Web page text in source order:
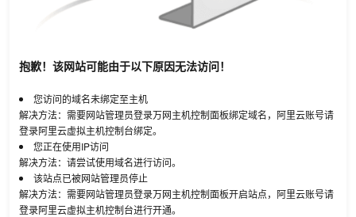
抱歉！该网站可能由于以下原因无法访问！
您访问的域名未绑定至主机
解决方法：需要网站管理员登录万网主机控制面板绑定域名，阿里云账号请
登录阿里云虚拟主机控制台绑定。
您正在使用IP访问
解决方法：请尝试使用域名进行访问。
该站点已被网站管理员停止
解决方法：需要网站管理员登录万网主机控制面板开启站点，阿里云账号请
登录阿里云虚拟主机控制台进行开通。